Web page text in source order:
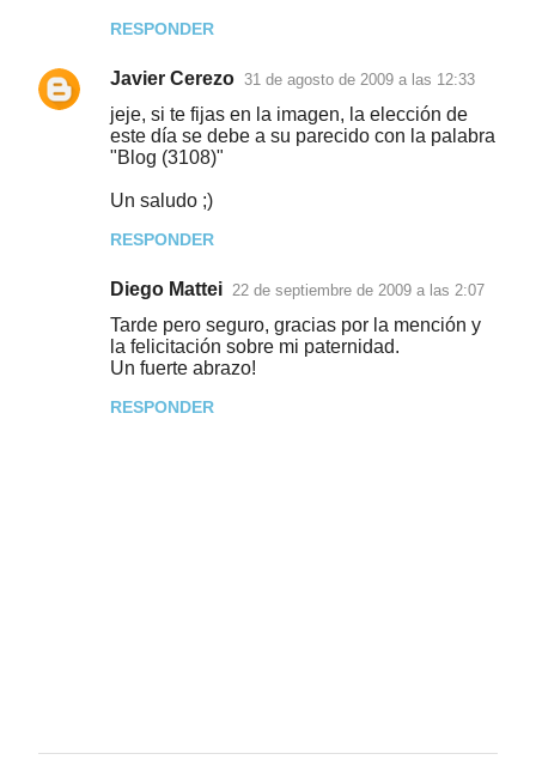
t
a
RESPONDER
Javier Cerezo 31 de agosto de 2009 a las 12:33
jeje, si te fijas en la imagen, la elección de
este día se debe a su parecido con la palabra
"Blog (3108)"
Un saludo ;)
RESPONDER
Diego Mattei 22 de septiembre de 2009 a las 2:07
Tarde pero seguro, gracias por la mención y
la felicitación sobre mi paternidad.
Un fuerte abrazo!
RESPONDER